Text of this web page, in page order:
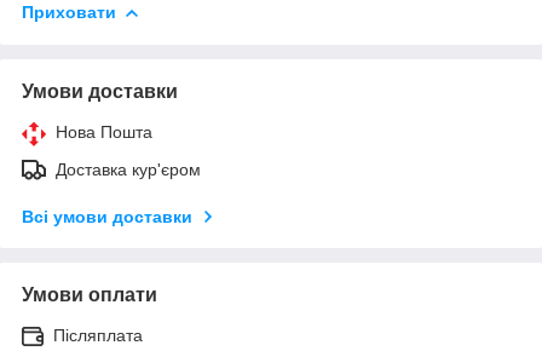
Приховати
Умови доставки
Нова Пошта
Доставка кур'єром
Всі умови доставки
Умови оплати
Післяплата